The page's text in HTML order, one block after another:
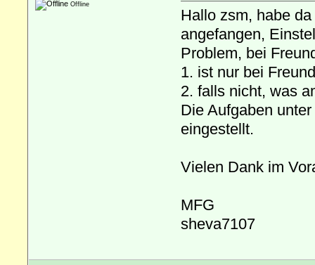
Offline
Hallo zsm, habe
angefangen,
Problem, bei
1. ist nur bei
2. falls nicht, was
Die Aufgaben
eingestellt.
Vielen Dank im
MFG
sheva7107